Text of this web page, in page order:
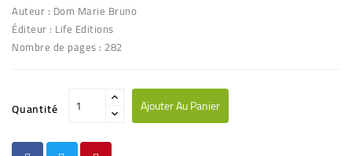
Auteur : Dom Marie Bruno
Éditeur : Life Editions
Nombre de pages : 282
Quantité Ajouter Au Panier